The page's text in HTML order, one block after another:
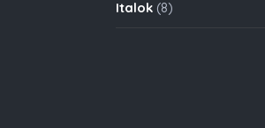
Italok (8)